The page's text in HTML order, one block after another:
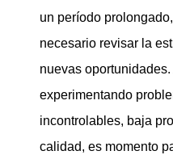
un período
necesario revisar la
nuevas
experimentando
incontrolables, baja
calidad, es momento